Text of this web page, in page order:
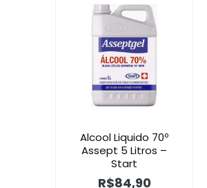
Alcool Liquido 70º
Assept 5 Litros –
Start
R$84,90